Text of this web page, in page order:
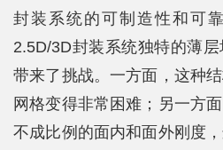
封装系统的可制造性和可
2.5D/3D封装系统独特的薄
带来了挑战。一方面，这种
网格变得非常困难；另一方
不成比例的面内和面外刚度